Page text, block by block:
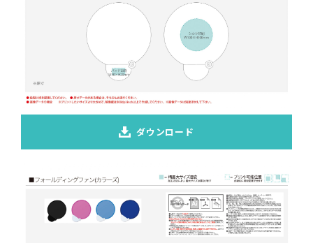
ダウンロード